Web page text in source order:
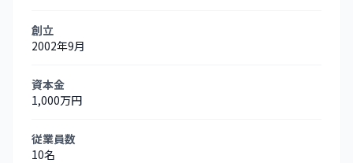
創立
2002年9月
資本金
1,000万円
従業員数
10名